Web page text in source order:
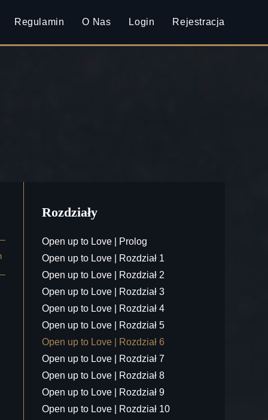
Regulamin O Nas Login Rejestracja
Rozdziały
Open up to Love | Prolog
Open up to Love | Rozdział 1
Open up to Love | Rozdział 2
Open up to Love | Rozdział 3
Open up to Love | Rozdział 4
Open up to Love | Rozdział 5
Open up to Love | Rozdział 6
Open up to Love | Rozdział 7
Open up to Love | Rozdział 8
Open up to Love | Rozdział 9
Open up to Love | Rozdział 10